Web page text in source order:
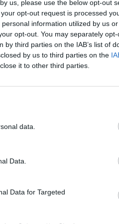
us, please use the below opt-out
opt-out request is processed
information utilized by us
opt-out. You may separately
third parties on the IAB’s list of
by us to third parties on the
it to other third parties.
data.
Data.
Data for Targeted